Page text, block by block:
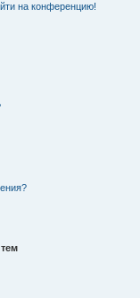
на конференцию!